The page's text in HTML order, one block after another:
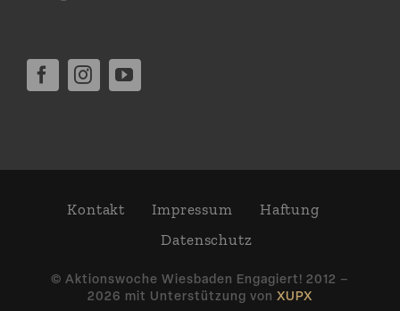
Kontakt Impressum
Haftung
Daten­schutz
© Aktions­woche Wiesbaden Engagiert! 2012 –
2026 mit Unter­stützung von XUPX